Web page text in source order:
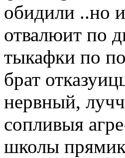
обидили ..но
отвалюит по
тыкафки по
брат
нервный,
сопливыя
школы